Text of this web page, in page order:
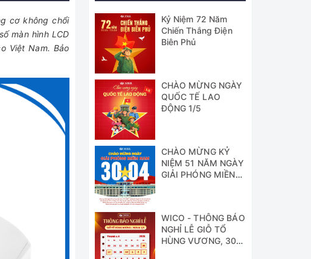
cơ không chổi
màn hình LCD
Việt Nam. Bảo
Kỷ Niệm 72 Năm
Chiến Thắng Điện
Biên Phủ
CHÀO MỪNG NGÀY
QUỐC TẾ LAO
ĐỘNG 1/5
CHÀO MỪNG KỶ
NIỆM 51 NĂM NGÀY
GIẢI PHÓNG MIỀN
WICO - THÔNG BÁO
NGHỈ LỄ GIỖ TỔ
HÙNG VƯƠNG, 30/4